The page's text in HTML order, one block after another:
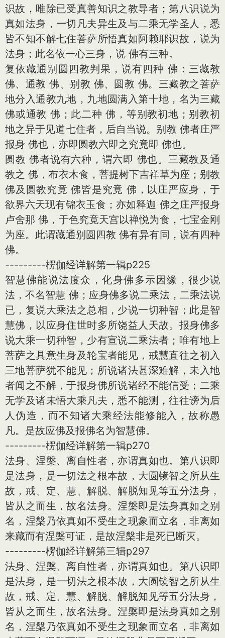
识故，唯除已受真善知识之教导者；第八识说为
真如法身，一切凡夫异生及与二乘无学圣人，悉
皆不知不解七住菩萨所悟真如阿赖耶识故，说为
法身；此名依一心三身，说 佛有三种。
复依藏通别圆四教判果，说有四种 佛：三藏教
佛、通教 佛、别教 佛、圆教 佛。三藏教之菩萨
地分入通教九地，九地圆满入第十地，名为三藏
佛或通教 佛；此二种 佛，等别教初地；别教初
地之异于见道七住者，后自当说。别教 佛者庄严
报身 佛也，亦即圆教六即之究竟即 佛也。
圆教 佛者说有六种，谓六即 佛也。三藏教及通
教之 佛，布衣木食，菩提树下吉祥草为座；别教
佛及圆教究竟 佛皆是究竟 佛，以庄严应身，于
欲界六天现有锦衣玉食；亦如释迦 佛之庄严报身
卢舍那 佛，于色究竟天宫以禅悦为食，七宝金刚
为座。此谓藏通别圆四教 佛有异有同，说有四种
佛。
---------楞伽经详解第一辑p225
智慧佛能说法度众，化身佛多示因缘，很少说
法，不名智慧 佛；应身佛多说二乘法，二乘法说
已，复说大乘法之总相，少说一切种智；此是智
慧佛，以应身住世时多所饶益人天故。报身佛多
说大乘一切种智，少有宣说二乘法者；唯有地上
菩萨之具意生身及轮宝者能见，戒慧直往之初入
三地菩萨犹不能见；所说诸法甚深难解，未入地
者闻之不解，于报身佛所说诸经不能信受；二乘
无学及诸未悟大乘凡夫，悉不能测，往往谤为后
人伪造，而不知诸大乘经法能修能入，故称愚
凡。是故应佛及报佛名为智慧佛。
---------楞伽经详解第一辑p270
法身、涅槃、离自性者，亦谓真如也。第八识即
是法身，是一切法之根本故，大圆镜智之所从生
故，戒、定、慧、解脱、解脱知见等五分法身，
皆从之而生，故名法身。涅槃即是法身真如之别
名，涅槃乃依真如不受生之现象而立名，非离如
来藏而有涅槃可证，是故涅槃非是死已断灭。
---------楞伽经详解第三辑p297
法身、涅槃、离自性者，亦谓真如也。第八识即
是法身，是一切法之根本故，大圆镜智之所从生
故，戒、定、慧、解脱、解脱知见等五分法身，
皆从之而生，故名法身。涅槃即是法身真如之别
名，涅槃乃依真如不受生之现象而立名，非离如